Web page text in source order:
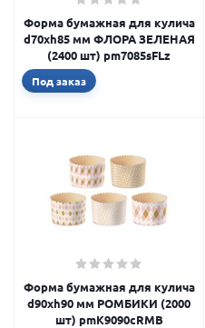
Форма бумажная для кулича
d70xh85 мм ФЛОРА ЗЕЛЕНАЯ
(2400 шт) pm7085sFLz
Под заказ
Форма бумажная для кулича
d90xh90 мм РОМБИКИ (2000
шт) pmK9090сRMB